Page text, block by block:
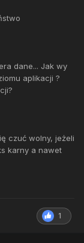
dane... Jak wy
aplikacji ?
czuć wolny, jeżeli
karny a nawet
1